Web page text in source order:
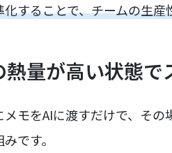
することで、チームの生
量が高い状態
モをAIに渡すだけで、そ
です。